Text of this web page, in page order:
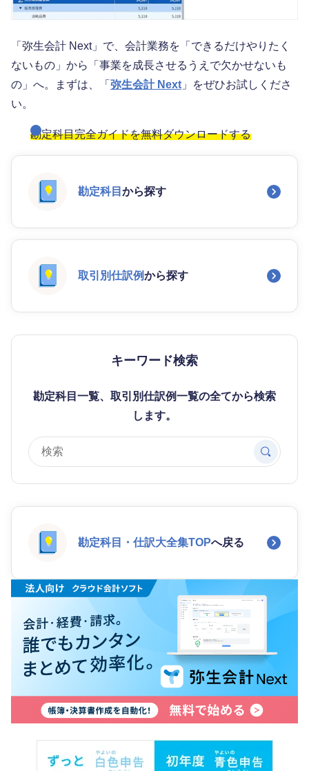
「弥生会計 Next」で、会計業務を「できるだけやりたく
ないもの」から「事業を成長させるうえで欠かせないも
の」へ。まずは、「 弥生会計 Next 」をぜひお試しくださ
い。
勘定科目完全ガイドを無料ダウンロードする
勘定科目 から探す
取引別仕訳例から探す
キーワード検索
勘定科目一覧、取引別仕訳例一覧の全てから検索
します。
勘定科目・仕訳大全集TOPへ戻る